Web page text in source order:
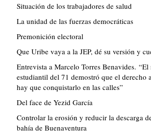
Situación de los trabajadores de salud
La unidad de las fuerzas democráticas
Premonición electoral
Que Uribe vaya a la JEP, dé su versión y
Entrevista a Marcelo Torres Benavides.
estudiantil del 71 demostró que el derecho
hay que conquistarlo en las calles”
Del face de Yezid García
Controlar la erosión y reducir la descarga
bahía de Buenaventura